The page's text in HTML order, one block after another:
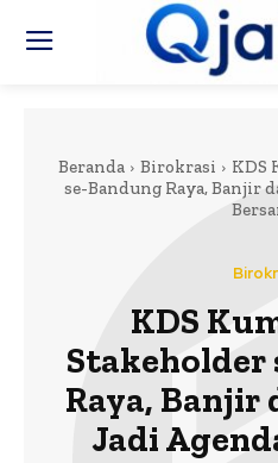
Beranda Birokrasi
KDS
se-Bandung Raya, Banjir
KDS
Stakeholder
Raya, Banjir
Jadi